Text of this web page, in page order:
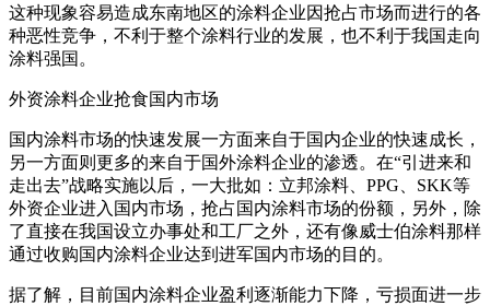
这种现象容易造成东南地区的涂料企业因抢占市场而进行的各
种恶性竞争，不利于整个涂料行业的发展，也不利于我国走向
涂料强国。
外资涂料企业抢食国内市场
国内涂料市场的快速发展一方面来自于国内企业的快速成长，
另一方面则更多的来自于国外涂料企业的渗透。在“引进来和
走出去”战略实施以后，一大批如：立邦涂料、PPG、SKK等
外资企业进入国内市场，抢占国内涂料市场的份额，另外，除
了直接在我国设立办事处和工厂之外，还有像威士伯涂料那样
通过收购国内涂料企业达到进军国内市场的目的。
据了解，目前国内涂料企业盈利逐渐能力下降，亏损面进一步